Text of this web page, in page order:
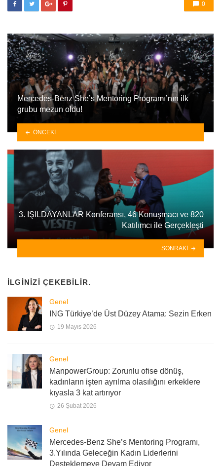
0
Mercedes-Benz She’s Mentoring Programı’nın ilk
grubu mezun oldu!
ÖNCEKI
3. IŞILDAYANLAR Konferansı, 46 Konuşmacı ve 820
Katılımcı ile Gerçekleşti
SONRAKI
İLGINIZI ÇEKEBILIR.
Genel
ING Türkiye’de Üst Düzey Atama: Sezin Erken
19 Mayıs 2026
Genel
ManpowerGroup: Zorunlu ofise dönüş,
kadınların işten ayrılma olasılığını erkeklere
kıyasla 3 kat artırıyor
26 Şubat 2026
Genel
Mercedes-Benz She’s Mentoring Programı,
3.Yılında Geleceğin Kadın Liderlerini
Desteklemeye Devam Ediyor